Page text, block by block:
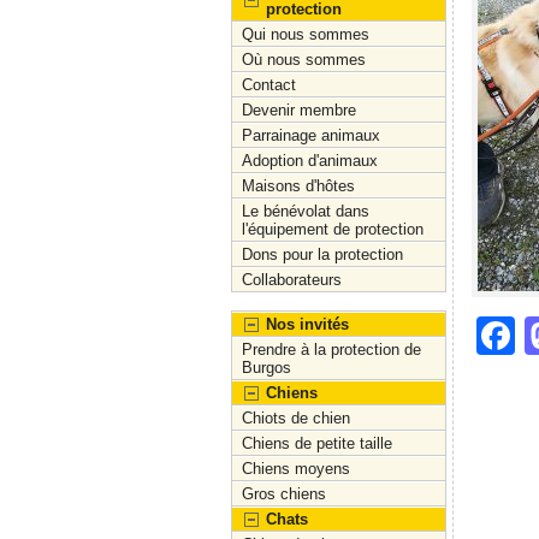
protection
Qui nous sommes
Où nous sommes
Contact
Devenir membre
Parrainage animaux
Adoption d'animaux
Maisons d'hôtes
Le bénévolat dans
l'équipement de protection
Dons pour la protection
Collaborateurs
Nos invités
Prendre à la protection de
Burgos
Chiens
Chiots de chien
Chiens de petite taille
Chiens moyens
Gros chiens
Chats
F